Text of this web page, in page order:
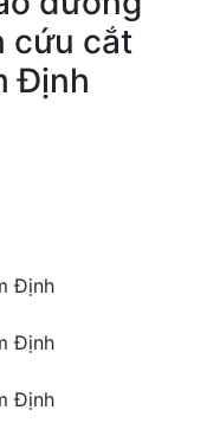
cứu cắt
Định
Định
Định
Định